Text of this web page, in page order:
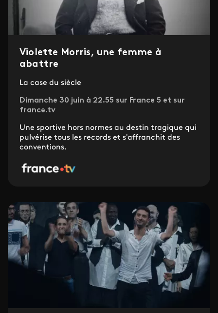
Violette Morris, une femme à
abattre
La case du siècle
Dimanche 30 juin à 22.55 sur France 5 et sur
france.tv
Une sportive hors normes au destin tragique qui
pulvérise tous les records et s'affranchit des
conventions.